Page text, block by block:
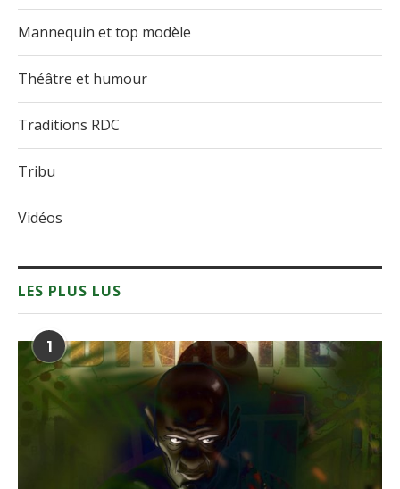
Mannequin et top modèle
Théâtre et humour
Traditions RDC
Tribu
Vidéos
LES PLUS LUS
1